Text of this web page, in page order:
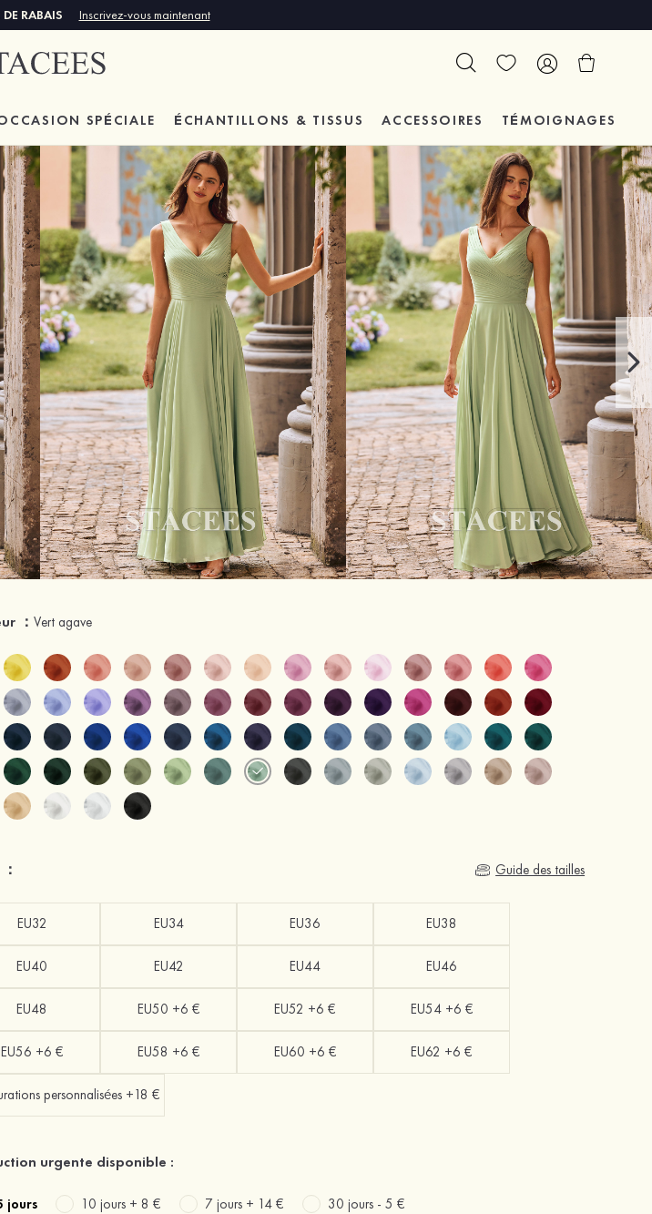
RABAIS Inscrivez-vous maintenant
SPÉCIALE ÉCHANTILLONS & TISSUS ACCESSOIRES TÉMOIGNAGES
：Vert agave
Guide des tailles
EU32 EU34 EU36 EU38
EU40 EU42 EU44 EU46
EU48 EU50 +6 € EU52 +6 € EU54 +6 €
EU56 +6 € EU58 +6 € EU60 +6 € EU62 +6 €
personnalisées +18 €
urgente disponible :
jours 10 jours + 8 € 7 jours + 14 € 30 jours -5 €